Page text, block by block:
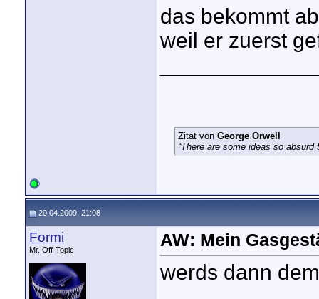
das bekommt
weil er zuerst
Zitat von George Orwell
“There are some ideas so
20.04.2009, 21:08
Formi
Mr. Off-Topic AW: Mein
werds dann